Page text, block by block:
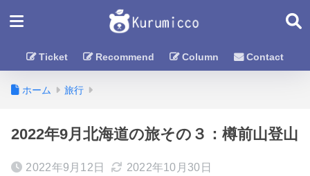
Ticket Recommend Column Contact
ホーム 旅行
2022年9月北海道の旅その３：樽前山登山
2022年9月12日 2022年10月30日